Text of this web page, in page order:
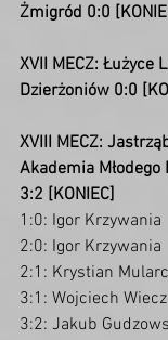
Żmigród 0:0
XVII MECZ: Łużyce
Dzierżoniów 0:0
XVIII MECZ:
Akademia Młodego
3:2 [KONIEC]
1:0: Igor Krzywania
2:0: Igor Krzywania
2:1: Krystian
3:1: Wojciech
3:2: Jakub